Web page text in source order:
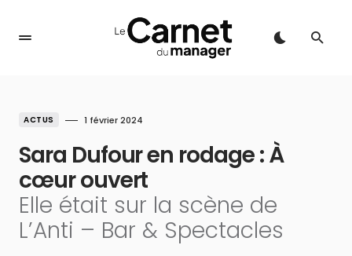
ACTUS 1 février 2024
Sara Dufour en rodage : À
cœur ouvert
Elle était sur la scène de
L’Anti – Bar & Spectacles